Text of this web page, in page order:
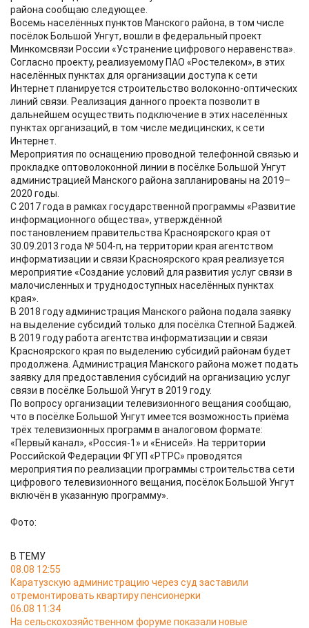
района сообщаю следующее.
Восемь населённых пунктов Манского района, в том числе
посёлок Большой Унгут, вошли в федеральный проект
Минкомсвязи России «Устранение цифрового неравенства».
Согласно проекту, реализуемому ПАО «Ростелеком», в этих
населённых пунктах для организации доступа к сети
Интернет планируется строительство волоконно-оптических
линий связи. Реализация данного проекта позволит в
дальнейшем осуществить подключение в этих населённых
пунктах организаций, в том числе медицинских, к сети
Интернет.
Мероприятия по оснащению проводной телефонной связью и
прокладке оптоволоконной линии в посёлке Большой Унгут
администрацией Манского района запланированы на 2019–
2020 годы.
С 2017 года в рамках государственной программы «Развитие
информационного общества», утверждённой
постановлением правительства Красноярского края от
30.09.2013 года № 504-п, на территории края агентством
информатизации и связи Красноярского края реализуется
мероприятие «Создание условий для развития услуг связи в
малочисленных и труднодоступных населённых пунктах
края».
В 2018 году администрация Манского района подала заявку
на выделение субсидий только для посёлка Степной Баджей.
В 2019 году работа агентства информатизации и связи
Красноярского края по выделению субсидий районам будет
продолжена. Администрация Манского района может подать
заявку для предоставления субсидий на организацию услуг
связи в посёлке Большой Унгут в 2019 году.
По вопросу организации телевизионного вещания сообщаю,
что в посёлке Большой Унгут имеется возможность приёма
трёх телевизионных программ в аналоговом формате:
«Первый канал», «Россия-1» и «Енисей». На территории
Российской Федерации ФГУП «РТРС» проводятся
мероприятия по реализации программы строительства сети
цифрового телевизионного вещания, посёлок Большой Унгут
включён в указанную программу».
Фото:
В ТЕМУ
08.08 12:55
Каратузскую администрацию через суд заставили
отремонтировать квартиру пенсионерки
06.08 11:34
На сельскохозяйственном форуме показали новые